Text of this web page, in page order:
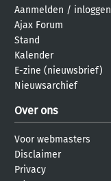
Aanmelden / inloggen
Ajax Forum
Stand
Kalender
E-zine (nieuwsbrief)
Nieuwsarchief
Over ons
Voor webmasters
Disclaimer
Privacy